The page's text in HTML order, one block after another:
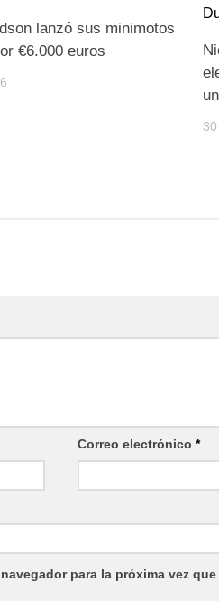
lanzó sus minimotos
€6.000 euros
Correo electrónico*
para la próxima vez que